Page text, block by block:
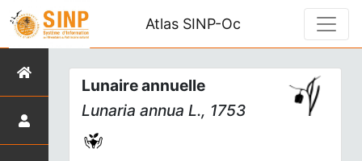
Atlas SINP-Oc
Lunaire annuelle
Lunaria annua L., 1753